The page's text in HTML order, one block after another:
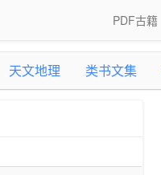
PDF古籍
天文地理 类书文集